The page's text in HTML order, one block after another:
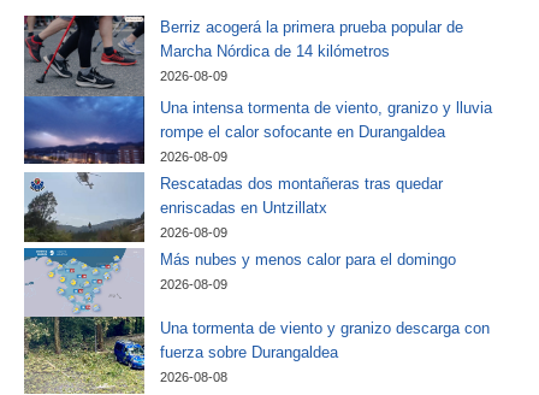
Berriz acogerá la primera prueba popular de
Marcha Nórdica de 14 kilómetros
2026-08-09
Una intensa tormenta de viento, granizo y lluvia
rompe el calor sofocante en Durangaldea
2026-08-09
Rescatadas dos montañeras tras quedar
enriscadas en Untzillatx
2026-08-09
Más nubes y menos calor para el domingo
2026-08-09
Una tormenta de viento y granizo descarga con
fuerza sobre Durangaldea
2026-08-08